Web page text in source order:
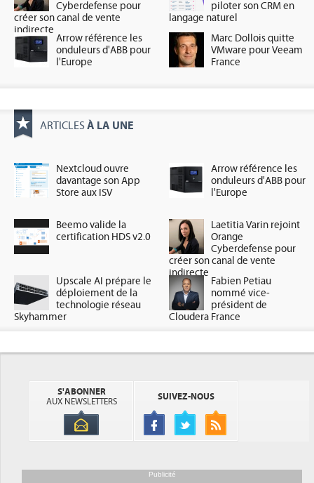
Cyberdefense pour
créer son canal de vente
indirecte
piloter son CRM en
langage naturel
Arrow référence les
onduleurs d'ABB pour
l'Europe
Marc Dollois quitte
VMware pour Veeam
France
ARTICLES À LA UNE
Nextcloud ouvre
davantage son App
Store aux ISV
Arrow référence les
onduleurs d'ABB pour
l'Europe
Beemo valide la
certification HDS v2.0
Laetitia Varin rejoint
Orange
Cyberdefense pour
créer son canal de vente
indirecte
Upscale AI prépare le
déploiement de la
technologie réseau
Skyhammer
Fabien Petiau
nommé vice-
président de
Cloudera France
S'ABONNER
AUX NEWSLETTERS
SUIVEZ-NOUS
Publicité